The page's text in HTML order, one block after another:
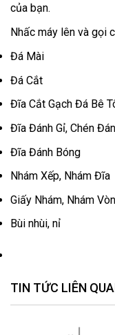
của bạn.
Nhấc máy lên và gọi
Đá Mài
Đá Cắt
Đĩa Cắt Gạch Đá Bê
Đĩa Đánh Gỉ, Chén
Đĩa Đánh Bóng
Nhám Xếp, Nhám Đĩa
Giấy Nhám, Nhám
Bùi nhùi, nỉ
TIN TỨC LIÊN